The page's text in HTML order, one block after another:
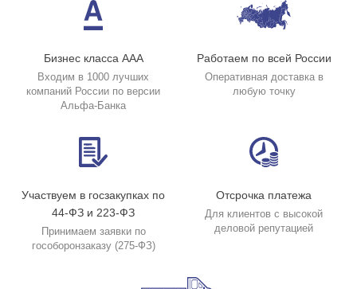
Бизнес класса ААА
Входим в 1000 лучших
компаний России по версии
Альфа-Банка
Работаем по всей России
Оперативная доставка в
любую точку
Участвуем в госзакупках по
44-ФЗ и 223-ФЗ
Принимаем заявки по
гособоронзаказу (275-ФЗ)
Отсрочка платежа
Для клиентов с высокой
деловой репутацией